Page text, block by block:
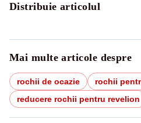
Distribuie articolul
Mai multe articole despre
rochii de ocazie
rochii
reducere rochii pentru revelion